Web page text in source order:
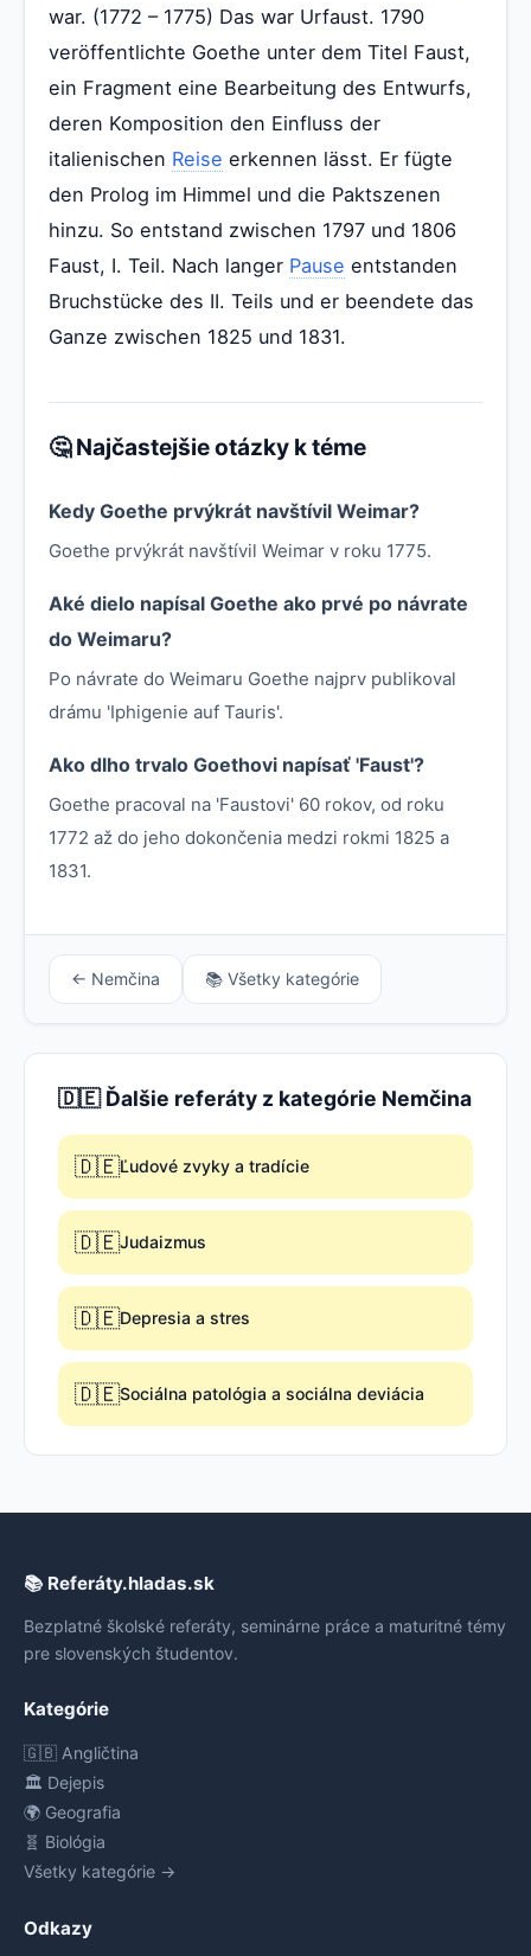
war. (1772 – 1775) Das war Urfaust. 1790
veröffentlichte Goethe unter dem Titel Faust,
ein Fragment eine Bearbeitung des Entwurfs,
deren Komposition den Einfluss der
italienischen Reise erkennen lässt. Er fügte
den Prolog im Himmel und die Paktszenen
hinzu. So entstand zwischen 1797 und 1806
Faust, I. Teil. Nach langer Pause entstanden
Bruchstücke des II. Teils und er beendete das
Ganze zwischen 1825 und 1831.
🤔 Najčastejšie otázky k téme
Kedy Goethe prvýkrát navštívil Weimar?
Goethe prvýkrát navštívil Weimar v roku 1775.
Aké dielo napísal Goethe ako prvé po návrate
do Weimaru?
Po návrate do Weimaru Goethe najprv publikoval
drámu 'Iphigenie auf Tauris'.
Ako dlho trvalo Goethovi napísať 'Faust'?
Goethe pracoval na 'Faustovi' 60 rokov, od roku
1772 až do jeho dokončenia medzi rokmi 1825 a
1831.
← Nemčina 📚 Všetky kategórie
🇩🇪 Ďalšie referáty z kategórie Nemčina
🇩🇪Ľudové zvyky a tradície
🇩🇪Judaizmus
🇩🇪Depresia a stres
🇩🇪Sociálna patológia a sociálna deviácia
📚 Referáty.hladas.sk
Bezplatné školské referáty, seminárne práce a maturitné témy
pre slovenských študentov.
Kategórie
🇬🇧 Angličtina
🏛️ Dejepis
🌍 Geografia
🧬 Biológia
Všetky kategórie →
Odkazy